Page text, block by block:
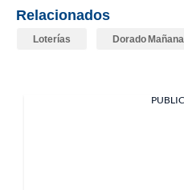
Relacionados
Loterías Dorado Mañana